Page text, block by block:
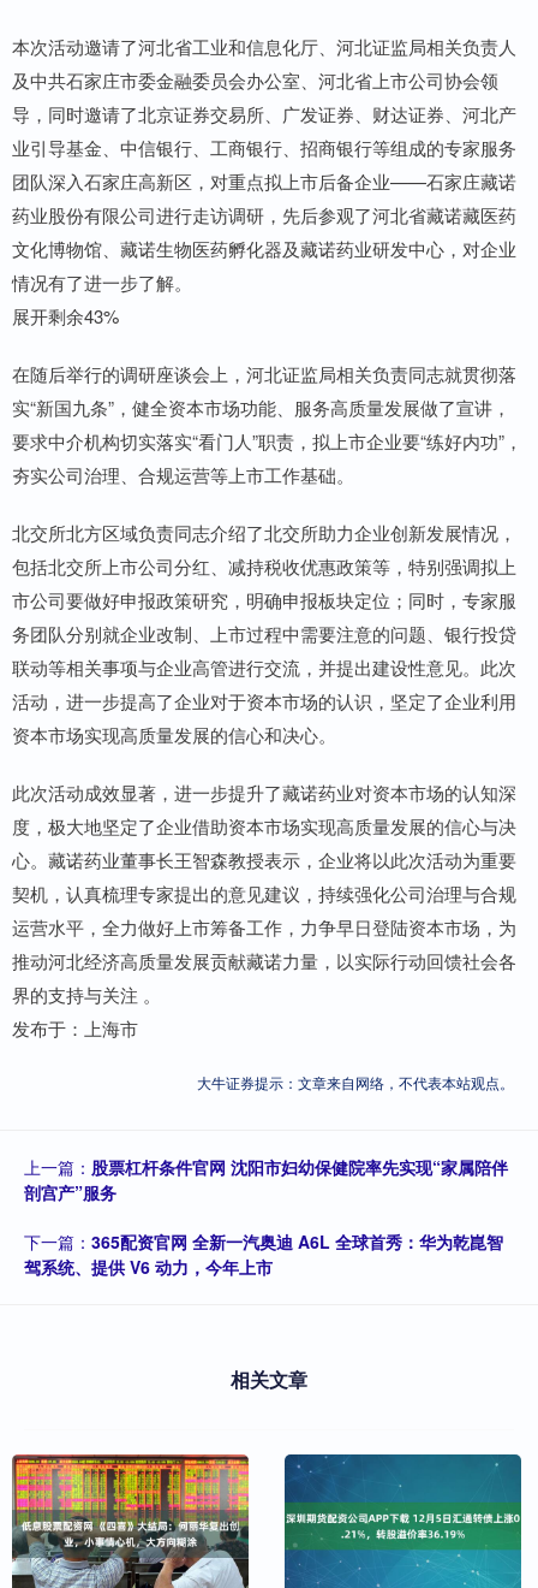
本次活动邀请了河北省工业和信息化厅、河北证监局相关负责人
及中共石家庄市委金融委员会办公室、河北省上市公司协会领
导，同时邀请了北京证券交易所、广发证券、财达证券、河北产
业引导基金、中信银行、工商银行、招商银行等组成的专家服务
团队深入石家庄高新区，对重点拟上市后备企业——石家庄藏诺
药业股份有限公司进行走访调研，先后参观了河北省藏诺藏医药
文化博物馆、藏诺生物医药孵化器及藏诺药业研发中心，对企业
情况有了进一步了解。
展开剩余43%
在随后举行的调研座谈会上，河北证监局相关负责同志就贯彻落
实“新国九条”，健全资本市场功能、服务高质量发展做了宣讲，
要求中介机构切实落实“看门人”职责，拟上市企业要“练好内功”，
夯实公司治理、合规运营等上市工作基础。
北交所北方区域负责同志介绍了北交所助力企业创新发展情况，
包括北交所上市公司分红、减持税收优惠政策等，特别强调拟上
市公司要做好申报政策研究，明确申报板块定位；同时，专家服
务团队分别就企业改制、上市过程中需要注意的问题、银行投贷
联动等相关事项与企业高管进行交流，并提出建设性意见。此次
活动，进一步提高了企业对于资本市场的认识，坚定了企业利用
资本市场实现高质量发展的信心和决心。
此次活动成效显著，进一步提升了藏诺药业对资本市场的认知深
度，极大地坚定了企业借助资本市场实现高质量发展的信心与决
心。藏诺药业董事长王智森教授表示，企业将以此次活动为重要
契机，认真梳理专家提出的意见建议，持续强化公司治理与合规
运营水平，全力做好上市筹备工作，力争早日登陆资本市场，为
推动河北经济高质量发展贡献藏诺力量，以实际行动回馈社会各
界的支持与关注 。
发布于：上海市
大牛证券提示：文章来自网络，不代表本站观点。
上一篇： 股票杠杆条件官网 沈阳市妇幼保健院率先实现“家属陪伴
剖宫产”服务
下一篇： 365配资官网 全新一汽奥迪 A6L 全球首秀：华为乾崑智
驾系统、提供 V6 动力，今年上市
相关文章